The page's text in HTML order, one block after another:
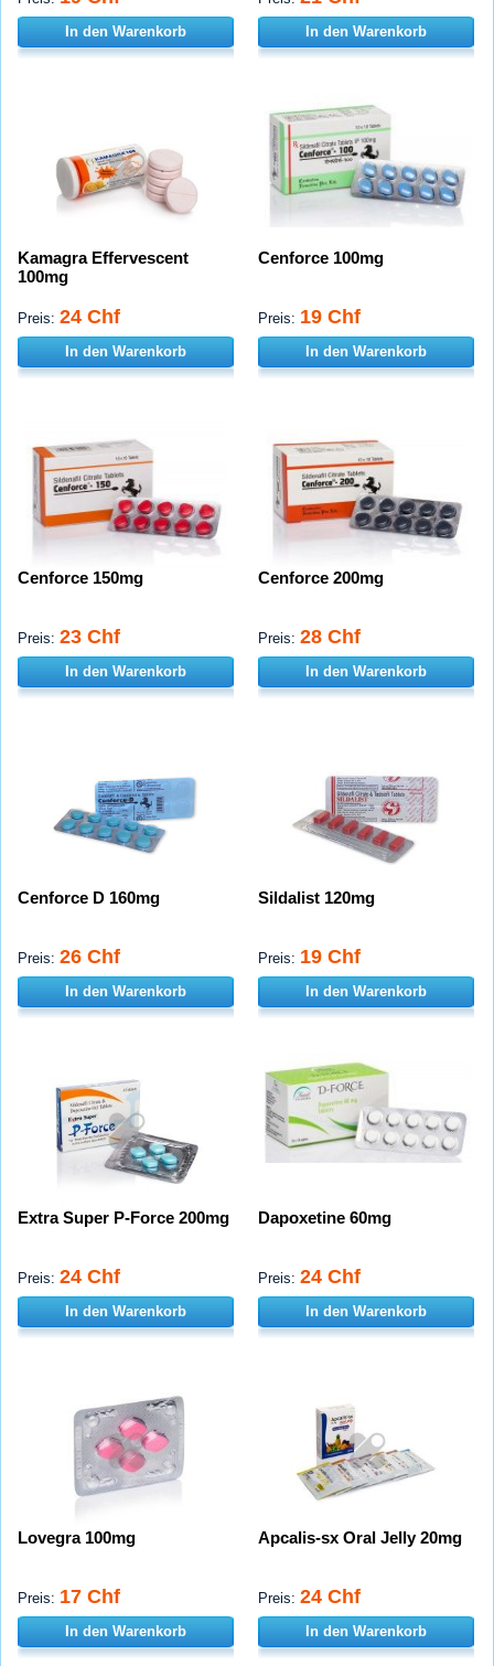
In den Warenkorb In den Warenkorb
Kamagra Effervescent
100mg
Preis: 24 Chf
In den Warenkorb
Cenforce 100mg
Preis: 19 Chf
In den Warenkorb
Cenforce 150mg
Preis: 23 Chf
In den Warenkorb
Cenforce 200mg
Preis: 28 Chf
In den Warenkorb
Cenforce D 160mg
Preis: 26 Chf
In den Warenkorb
Sildalist 120mg
Preis: 19 Chf
In den Warenkorb
Extra Super P-Force 200mg
Preis: 24 Chf
In den Warenkorb
Dapoxetine 60mg
Preis: 24 Chf
In den Warenkorb
Lovegra 100mg
Preis: 17 Chf
In den Warenkorb
Apcalis-sx Oral Jelly 20mg
Preis: 24 Chf
In den Warenkorb